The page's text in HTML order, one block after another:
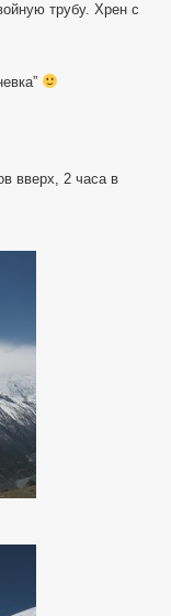
трубу. Хрен с
вверх, 2 часа в